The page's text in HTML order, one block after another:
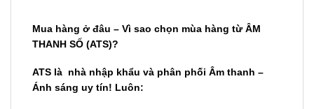
Mua hàng ở đâu – Vì sao chọn mùa hàng từ ÂM
THANH SỐ (ATS)?
ATS là nhà nhập khẩu và phân phối Âm thanh –
Ánh sáng uy tín! Luôn: